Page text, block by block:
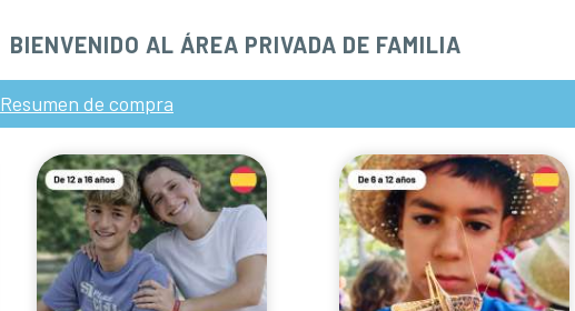
BIENVENIDO AL ÁREA PRIVADA DE FAMILIA
Resumen de compra